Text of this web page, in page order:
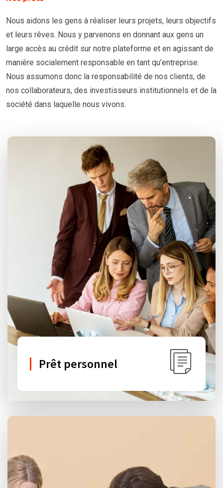
Nous aidons les gens à réaliser leurs projets, leurs objectifs
et leurs rêves. Nous y parvenons en donnant aux gens un
large accès au crédit sur notre plateforme et en agissant de
manière socialement responsable en tant qu’entreprise.
Nous assumons donc la responsabilité de nos clients, de
nos collaborateurs, des investisseurs institutionnels et de la
société dans laquelle nous vivons.
Prêt personnel